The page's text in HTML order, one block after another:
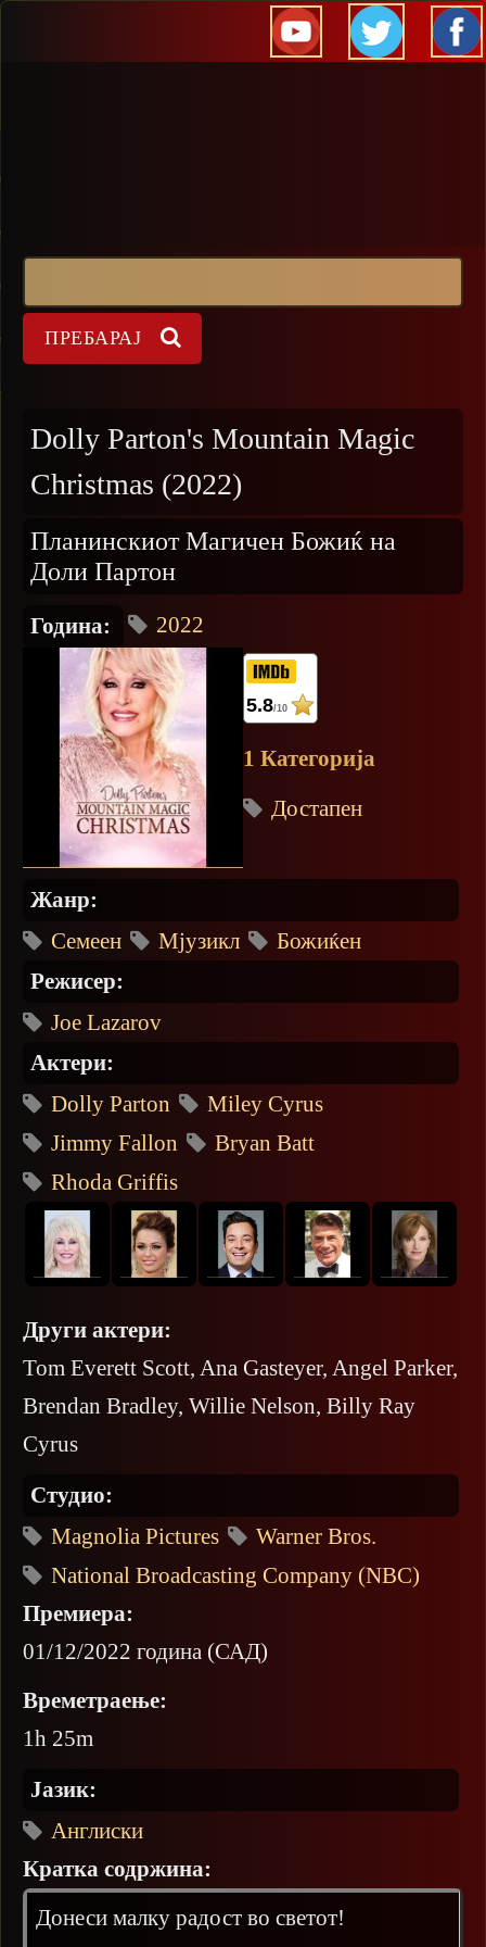
Dolly Parton's Mountain Magic
Christmas (2022)
Планинскиот Магичен Божиќ на
Доли Партон
Година: 2022
5.8/10
1 Категорија
Достапен
Жанр:
Семеен
Мјузикл
Божиќен
Режисер:
Joe Lazarov
Актери:
Dolly Parton
Miley Cyrus
Jimmy Fallon
Bryan Batt
Rhoda Griffis
Други актери:
Tom Everett Scott, Ana Gasteyer, Angel Parker,
Brendan Bradley, Willie Nelson, Billy Ray
Cyrus
Студио:
Magnolia Pictures
Warner Bros.
National Broadcasting Company (NBC)
Премиера:
01/12/2022 година (САД)
Времетраење:
1h 25m
Јазик:
Англиски
Кратка содржина:
Донеси малку радост во светот!